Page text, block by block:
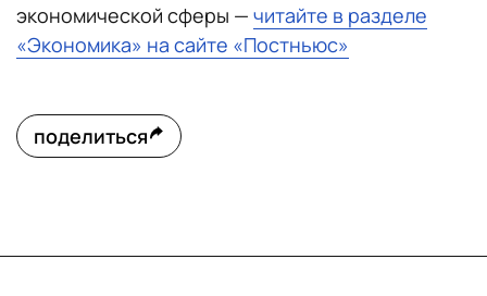
экономической сферы — читайте в разделе
«Экономика» на сайте «Постньюс»
поделиться